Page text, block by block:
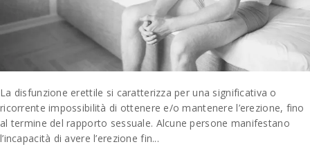
La disfunzione erettile si caratterizza per una significativa o
ricorrente impossibilità di ottenere e/o mantenere l’erezione, fino
al termine del rapporto sessuale. Alcune persone manifestano
l’incapacità di avere l’erezione fin...